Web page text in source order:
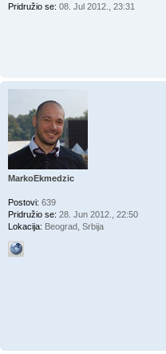
Pridružio se: 08. Jul 2012., 23:31
MarkoEkmedzic
Postovi: 639
Pridružio se: 28. Jun 2012., 22:50
Lokacija: Beograd, Srbija